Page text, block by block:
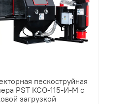
пескоструйная
PST КСО-115-И-М с
загрузкой